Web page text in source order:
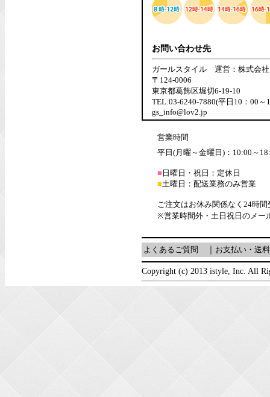
お問い合わせ先
ガールスタイル 運営：株式会
〒124-0006
東京都葛飾区堀切6-19-10
TEL:03-6240-7880(平日10：00～
gs_info@lov2.jp
営業時間
平日(月曜～金曜日)：10:00～
■ 日曜日・祝日：定休日
■土曜日：配送業務のみ営業
ご注文はお休み関係なく24時
※営業時間外・土日祝日のメー
よくあるご質問 お支払い・送料
Copyright (c) 2013 istyle, Inc. All